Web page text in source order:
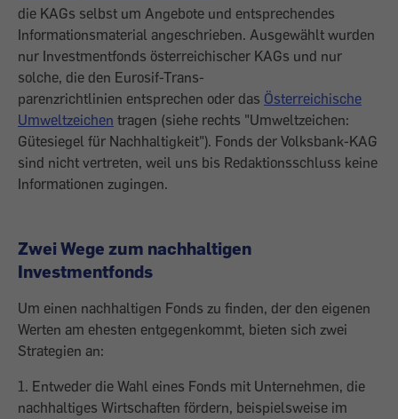
die KAGs selbst um Angebote und entsprechendes
Informa­tionsmaterial angeschrieben. Ausgewählt wurden
nur Investmentfonds österreichischer KAGs und nur
solche, die den Eurosif-Trans­
parenzrichtlinien entsprechen oder das Österreichische
Umweltzeichen tragen (siehe rechts "Umweltzeichen:
Gütesiegel für Nachhaltigkeit"). Fonds der Volksbank-KAG
sind nicht ver­treten, weil uns bis Redaktionsschluss keine
Informa­tionen zugingen.
Zwei Wege zum nachhaltigen
Investmentfonds
Um einen nachhaltigen Fonds zu finden, der den eigenen
Werten am ehesten entgegenkommt, bieten sich zwei
Strategien an:
1. Entweder die Wahl eines Fonds mit Unternehmen, die
nachhal­tiges Wirtschaften fördern, beispielsweise im